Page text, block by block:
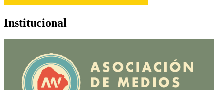
Institucional